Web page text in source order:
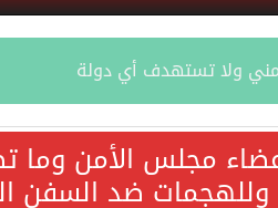
ولا تستهدف أي دولة
لحماية أمن المنطقة
مجلس الأمن
ضد السفن التجارية